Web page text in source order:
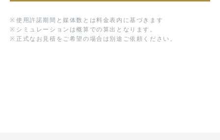
※ 使用許諾期間と媒体数とは料金表内に基づきます
※ シミュレーションは概算での算出となります。
※ 正式なお見積をご希望の場合は別途ご依頼ください。